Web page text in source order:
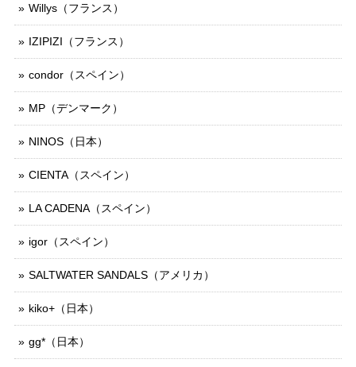
Willys（フランス）
IZIPIZI（フランス）
condor（スペイン）
MP（デンマーク）
NINOS（日本）
CIENTA（スペイン）
LA CADENA（スペイン）
igor（スペイン）
SALTWATER SANDALS（アメリカ）
kiko+（日本）
gg*（日本）